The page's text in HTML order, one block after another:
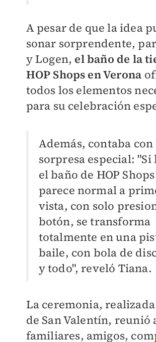
A pesar de que la idea
sonar sorprendente,
y Logen, el baño de la
HOP Shops en Verona
todos los elementos
para su celebración
Además, contaba
sorpresa especial: "Si
el baño de HOP Shops
parece normal a
vista, con solo
botón, se transforma
totalmente en una
baile, con bola de
y todo", reveló Tiana.
La ceremonia,
de San Valentín, reunió
familiares, amigos,